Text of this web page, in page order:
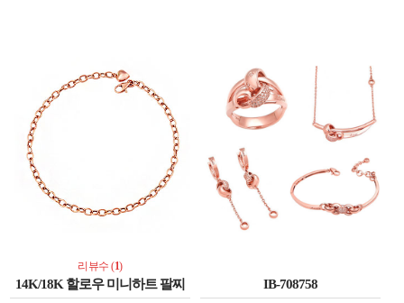
리뷰수 (1)
14K/18K 할로우 미니하트 팔찌 IB-708758